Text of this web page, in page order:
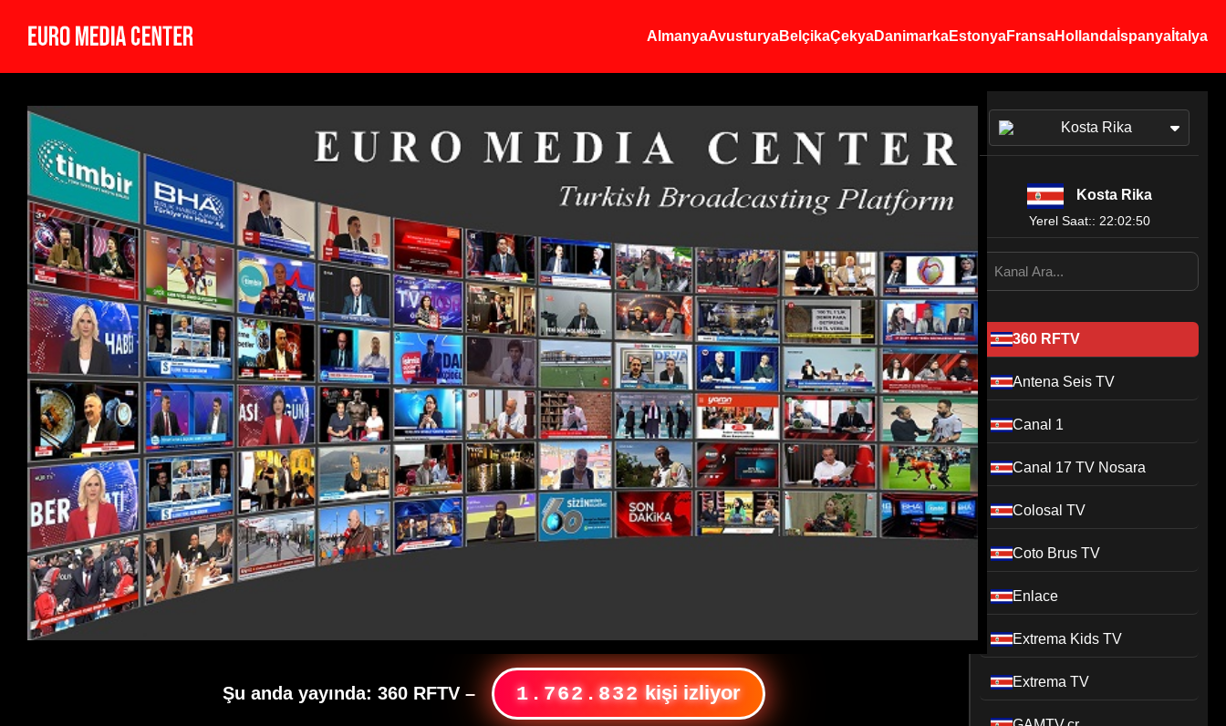
AlmanyaAvusturyaBelçikaÇekyaDanimarkaEstonyaFransaHollanda İspanya İtalya
Şu anda yayında: 360 RFTV– 1.762.832 kişi izliyor
Kosta Rika
Kosta Rika
Yerel Saat:: 22:02:50
360 RFTV
Antena Seis TV
Canal 1
Canal 17 TV Nosara
Colosal TV
Coto Brus TV
Enlace
Extrema Kids TV
Extrema TV